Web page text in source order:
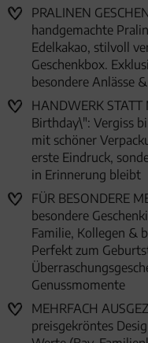
PRALINEN
handgemachte
Edelkakao, stilvoll
Geschenkbox.
besondere Anlässe
HANDWERK
Birthday\": Vergiss
mit schöner
erste Eindruck,
in Erinnerung bleibt
FÜR BESONDERE
besondere
Familie, Kollegen &
Perfekt zum
Genussmomente
MEHRFACH
preisgekröntes